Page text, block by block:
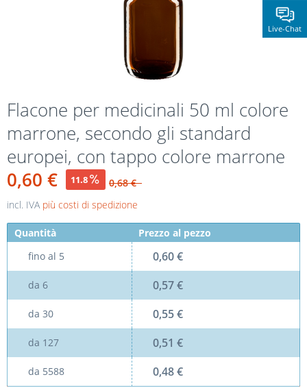
Live-Chat
Flacone per medicinali 50 ml colore
marrone, secondo gli standard
europei, con tappo colore marrone
0,60 €
11.8
0,68 €
incl. IVA più costi di spedizione
Quantità
Prezzo al pezzo
fino al 5 0,60 €
da 6 0,57 €
da 30 0,55 €
da 127 0,51 €
da 5588 0,48 €